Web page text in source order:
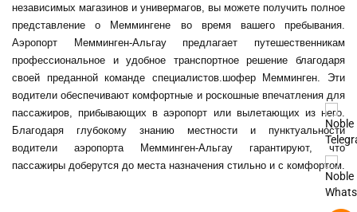
независимых магазинов и универмагов, вы можете получить полное
представление о Меммингене во время вашего пребывания.
Аэропорт Мемминген-Альгау предлагает путешественникам
профессиональное и удобное транспортное решение благодаря
своей преданной команде специалистов. шофер Мемминген . Эти
водители обеспечивают комфортные и роскошные впечатления для
пассажиров, прибывающих в аэропорт или вылетающих из него.
Благодаря глубокому знанию местности и пунктуальности
водители аэропорта Мемминген-Альгау гарантируют, что
пассажиры доберутся до места назначения стильно и с комфортом.